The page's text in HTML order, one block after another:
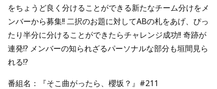
をちょうど良く分けることができる新たなチーム分けをメ
ンバーから募集!! 二択のお題に対してABの札をあげ、ぴっ
たり半分に分けることができたらチャレンジ成功!! 奇跡が
連発!? メンバーの知られざるパーソナルな部分も垣間見ら
れる!?
番組名：『そこ曲がったら、櫻坂？』#211